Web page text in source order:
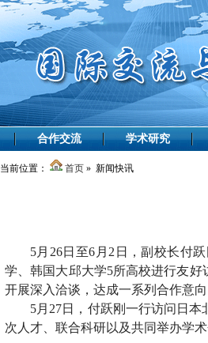
合作交流 学术研究
当前位置： 首页 » 新闻快讯
5月26日至6月2日，副校长付
学、韩国大邱大学5所高校进行友
开展深入洽谈，达成一系列合作意
5月27日，付跃刚一行访问日
次人才、联合科研以及共同举办学